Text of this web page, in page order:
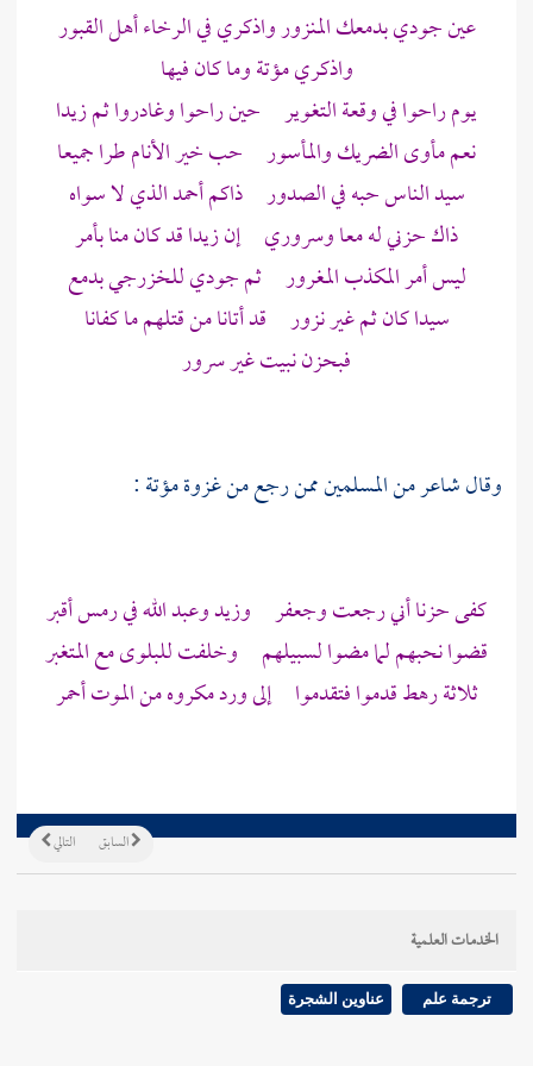
عين جودي بدمعك المنزور واذكري في الرخاء أهل القبور
واذكريمؤتةوما كان فيها
يوم راحوا في وقعة التغوير حين راحوا وغادروا ثم زيدا
نعم مأوى الضريك والمأسور حب خير الأنام طرا جميعا
سيد الناس حبه في الصدور ذاكم أحمد الذي لا سواه
ذاك حزني له معا وسروري إن زيدا قد كان منا بأمر
ليس أمر المكذب المغرور ثم جودي للخزرجي بدمع
سيدا كان ثم غير نزور قد أتانا من قتلهم ما كفانا
فبحزن نبيت غير سرور
وقال شاعر من المسلمين ممن رجع من غزوةمؤتة:
كفى حزنا أني رجعتوجعفر وزيدوعبد اللهفي رمس أقبر
قضوا نحبهم لما مضوا لسبيلهم وخلفت للبلوى مع المتغبر
ثلاثة رهط قدموا فتقدموا إلى ورد مكروه من الموت أحمر
التالي السابق
الخدمات العلمية
ترجمة علم عناوين الشجرة